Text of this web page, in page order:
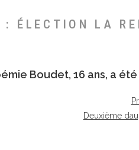
: ÉLECTION LA
Boudet, 16 ans, a
Deuxième